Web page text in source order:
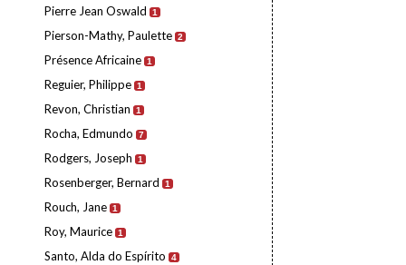
Pierre Jean Oswald 1
Pierson-Mathy, Paulette 2
Présence Africaine 1
Reguier, Philippe 1
Revon, Christian 1
Rocha, Edmundo 7
Rodgers, Joseph 1
Rosenberger, Bernard 1
Rouch, Jane 1
Roy, Maurice 1
Santo, Alda do Espírito 4